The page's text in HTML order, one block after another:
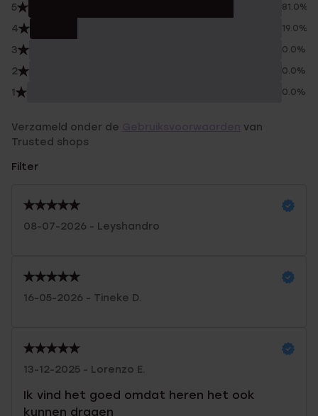
5 81.0%
4 19.0%
3 0.0%
2 0.0%
1 0.0%
Verzameld onder de
van
Trusted shops
Filter
08-07-2026 - Leyshandro
16-05-2026 - Tineke D.
13-12-2025 - Lorenzo E.
Ik vind het goed omdat heren het ook
kunnen dragen